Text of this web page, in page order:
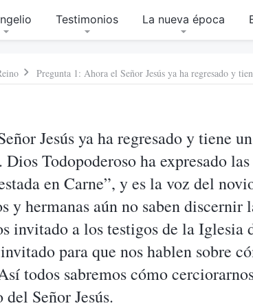
Testimonios La nueva época
Jesús ya ha regresado y tiene
Todopoderoso ha expresado
en Carne”, y es la voz del
y hermanas aún no saben discernir
invitado a los testigos de la Iglesia
para que nos hablen sobre
todos sabremos cómo
Señor Jesús.